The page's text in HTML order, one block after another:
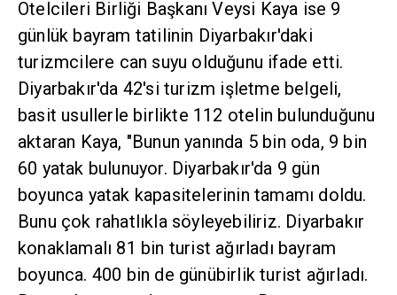
Otelcileri Birliği Başkanı Veysi Kaya ise 9
günlük bayram tatilinin Diyarbakır'daki
turizmcilere can suyu olduğunu ifade etti.
Diyarbakır'da 42'si turizm işletme belgeli,
basit usullerle birlikte 112 otelin bulunduğunu
aktaran Kaya, "Bunun yanında 5 bin oda, 9 bin
60 yatak bulunuyor. Diyarbakır'da 9 gün
boyunca yatak kapasitelerinin tamamı doldu.
Bunu çok rahatlıkla söyleyebiliriz. Diyarbakır
konaklamalı 81 bin turist ağırladı bayram
boyunca. 400 bin de günübirlik turist ağırladı.